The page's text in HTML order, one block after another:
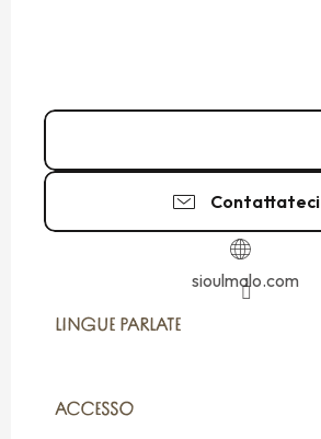
Contattateci
sioulmalo.com
LINGUE PARLATE
LINGUE PARLATE
ACCESSO
ACCESSO